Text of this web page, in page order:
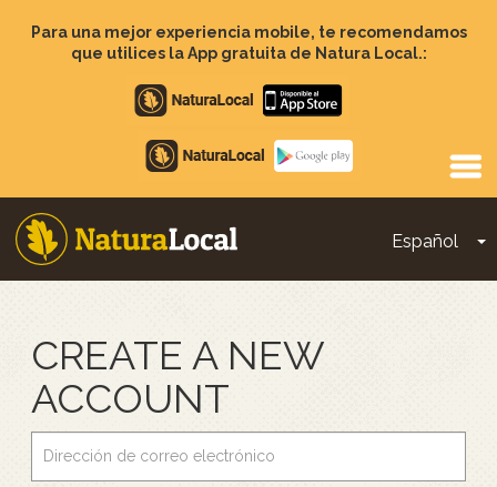
contenido
Para una mejor experiencia mobile, te recomendamos
que utilices la App gratuita de Natura Local.:
Apple
store
Google
Play
Español
Main
CREATE A NEW
ACCOUNT